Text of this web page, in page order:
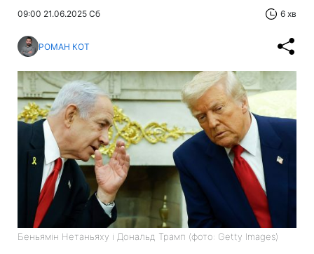
09:00 21.06.2025 Сб 6 хв
РОМАН КОТ
Беньямін Нетаньяху і Дональд Трамп (фото: Getty Images)